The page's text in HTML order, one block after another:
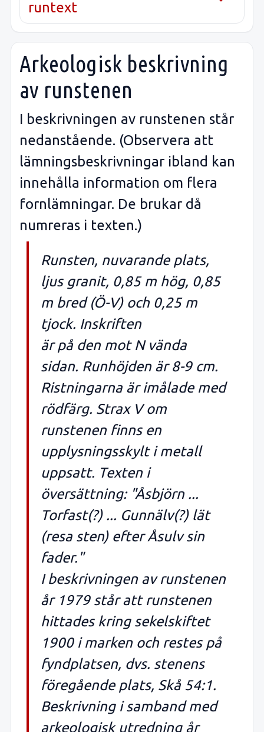
runtext
Arkeologisk beskrivning
av runstenen
I beskrivningen av runstenen står
nedanstående. (Observera att
lämningsbeskrivningar ibland kan
innehålla information om flera
fornlämningar. De brukar då
numreras i texten.)
Runsten, nuvarande plats,
ljus granit, 0,85 m hög, 0,85
m bred (Ö-V) och 0,25 m
tjock. Inskriften
är på den mot N vända
sidan. Runhöjden är 8-9 cm.
Ristningarna är imålade med
rödfärg. Strax V om
runstenen finns en
upplysningsskylt i metall
uppsatt. Texten i
översättning: "Åsbjörn ...
Torfast(?) ... Gunnälv(?) lät
(resa sten) efter Åsulv sin
fader."
I beskrivningen av runstenen
år 1979 står att runstenen
hittades kring sekelskiftet
1900 i marken och restes på
fyndplatsen, dvs. stenens
föregående plats, Skå 54:1.
Beskrivning i samband med
arkeologisk utredning år